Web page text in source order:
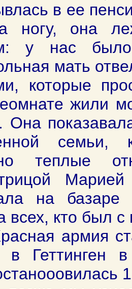
в ее
ногу, она
у нас
мать
которые
жили
Она
теплые
на
всех, кто был с
армия
в Геттинген